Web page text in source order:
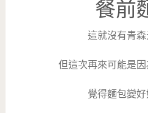
餐前
這就沒有青森
但這次再來可能是因
覺得麵包變好